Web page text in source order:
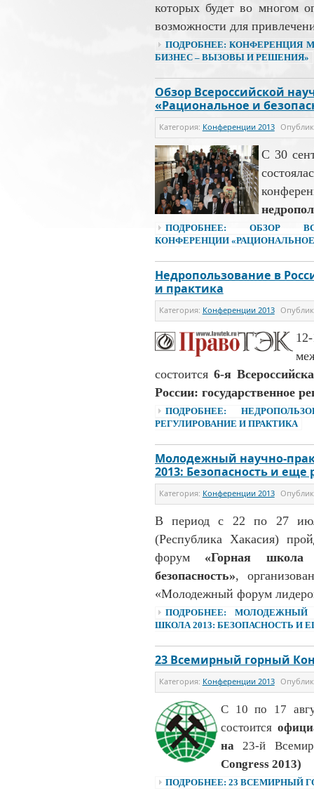
которых будет во многом
возможности для
ПОДРОБНЕЕ: КОНФЕРЕНЦИЯ
БИЗНЕС – ВЫЗОВЫ И РЕШЕНИЯ»
Обзор Всероссийской
«Рациональное и
Категория: Конференции 2013
С 30
ПОДРОБНЕЕ: ОБЗОР
КОНФЕРЕНЦИИ
Недропользование в
и практика
Категория: Конференции 2013
состоится 6-я
России: государственное
ПОДРОБНЕЕ:
РЕГУЛИРОВАНИЕ И ПРАКТИКА
Молодежный научно-
2013: Безопасность и еще
Категория: Конференции 2013
В период с 22 по 27
(Республика Хакасия)
форум «Горная
безопасность»,
«Молодежный форум
ПОДРОБНЕЕ: МОЛОДЕЖНЫЙ
ШКОЛА 2013: БЕЗОПАСНОСТЬ И
23 Всемирный горный
Категория: Конференции 2013
С 10 по 17
состоится
на23-й
Congress 2013)
ПОДРОБНЕЕ: 23 ВСЕМИРНЫЙ